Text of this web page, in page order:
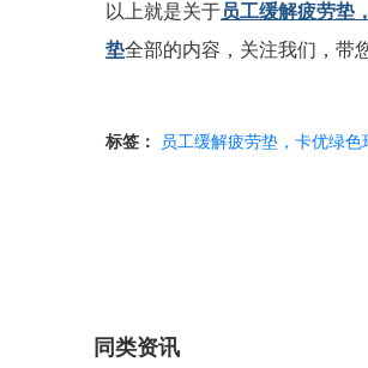
以上就是关于员工缓解疲劳垫
垫全部的内容，关注我们，带
标签： 员工缓解疲劳垫，卡优绿色
同类资讯